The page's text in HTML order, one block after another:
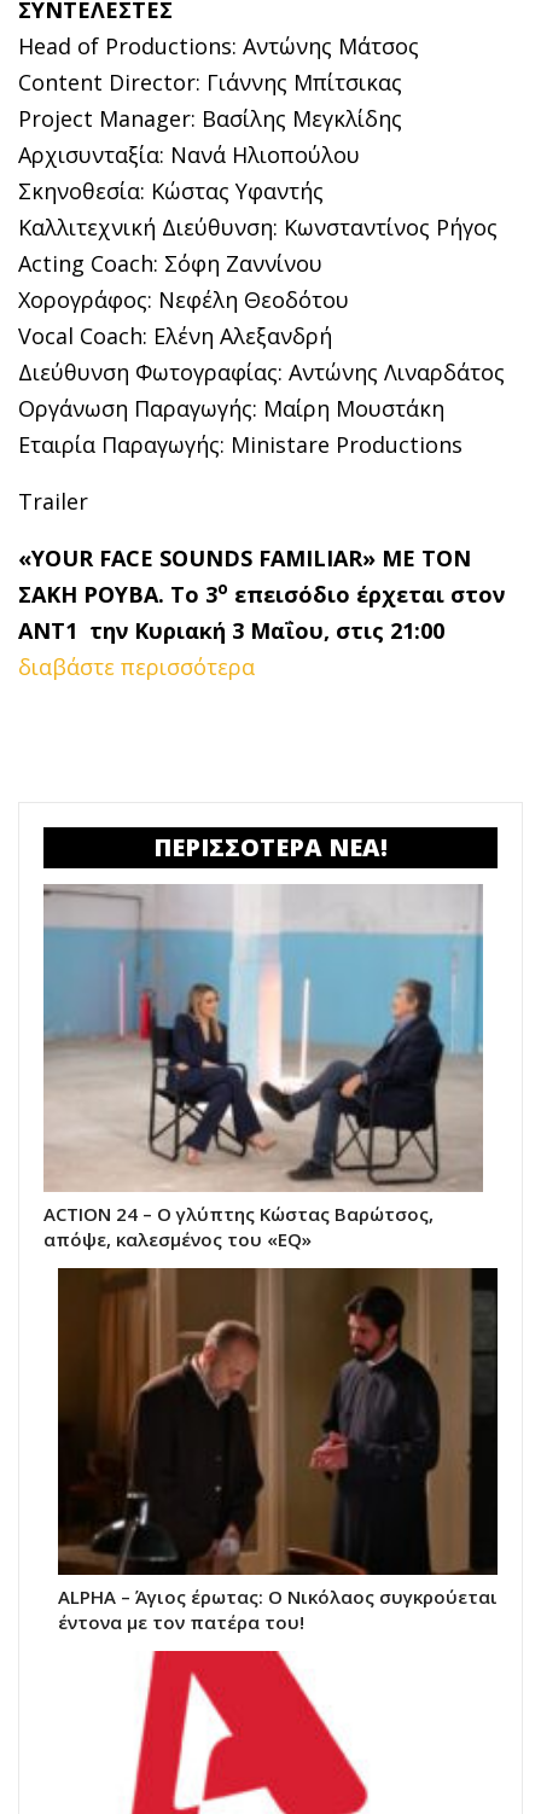
ΣΥΝΤΕΛΕΣΤΕΣ
Head of Productions: Αντώνης Μάτσος
Content Director: Γιάννης Μπίτσικας
Project Manager: Βασίλης Μεγκλίδης
Αρχισυνταξία: Νανά Ηλιοπούλου
Σκηνοθεσία: Κώστας Υφαντής
Καλλιτεχνική Διεύθυνση: Κωνσταντίνος Ρήγος
Acting Coach: Σόφη Ζαννίνου
Χορογράφος: Νεφέλη Θεοδότου
Vocal Coach: Ελένη Αλεξανδρή
Διεύθυνση Φωτογραφίας: Αντώνης Λιναρδάτος
Οργάνωση Παραγωγής: Μαίρη Μουστάκη
Εταιρία Παραγωγής: Ministare Productions
Trailer
«YOUR FACE SOUNDS FAMILIAR» ΜΕ ΤΟΝ
ΣΑΚΗ ΡΟΥΒΑ. Το 3ο επεισόδιο έρχεται στον
ΑΝΤ1 την Κυριακή 3 Μαΐου, στις 21:00
διαβάστε περισσότερα
ΠΕΡΙΣΣΟΤΕΡΑ ΝΕΑ!
ACTION 24 – Ο γλύπτης Κώστας Βαρώτσος,
απόψε, καλεσμένος του «EQ»
ALPHA – Άγιος έρωτας: Ο Νικόλαος συγκρούεται
έντονα με τον πατέρα του!